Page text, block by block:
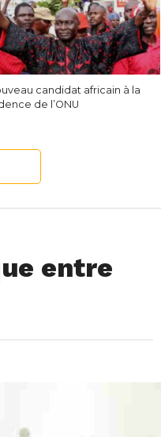
candidat africain à la
de l’ONU
entre